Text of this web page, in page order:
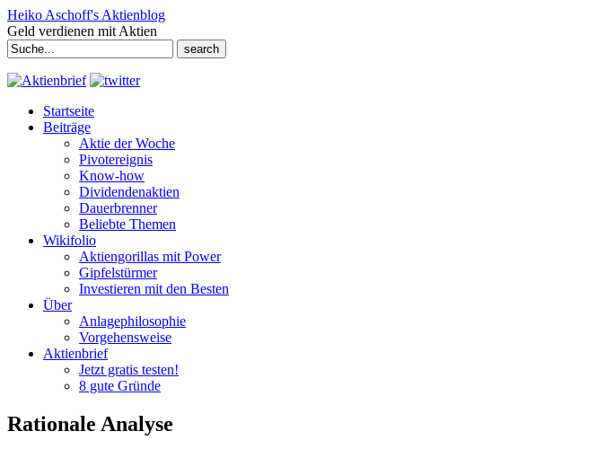
Heiko Aschoff's Aktienblog
Geld verdienen mit Aktien
Search
for:
Startseite
Beiträge
Aktie der Woche
Pivotereignis
Know-how
Dividendenaktien
Dauerbrenner
Beliebte Themen
Wikifolio
Aktiengorillas mit Power
Gipfelstürmer
Investieren mit den Besten
Über
Anlagephilosophie
Vorgehensweise
Aktienbrief
Jetzt gratis testen!
8 gute Gründe
Rationale Analyse